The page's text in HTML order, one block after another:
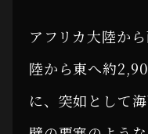
アフリカ大陸か
陸から東へ約
に、突如として